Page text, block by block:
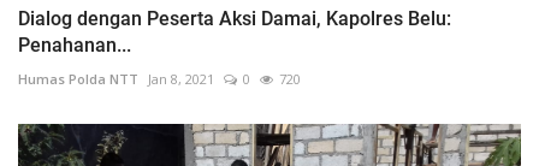
Dialog dengan Peserta Aksi Damai, Kapolres Belu:
Penahanan...
Humas Polda NTT Jan 8, 2021 0 720